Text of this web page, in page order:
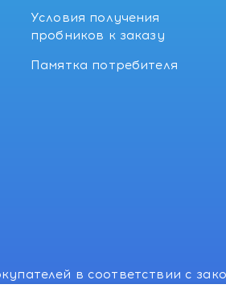
Условия получения
пробников к заказу
Памятка потребителя
в соответствии с